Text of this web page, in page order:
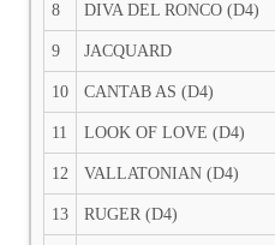
8 DIVA DEL RONCO (D4)
9 JACQUARD
10 CANTAB AS (D4)
11 LOOK OF LOVE (D4)
12 VALLATONIAN (D4)
13 RUGER (D4)